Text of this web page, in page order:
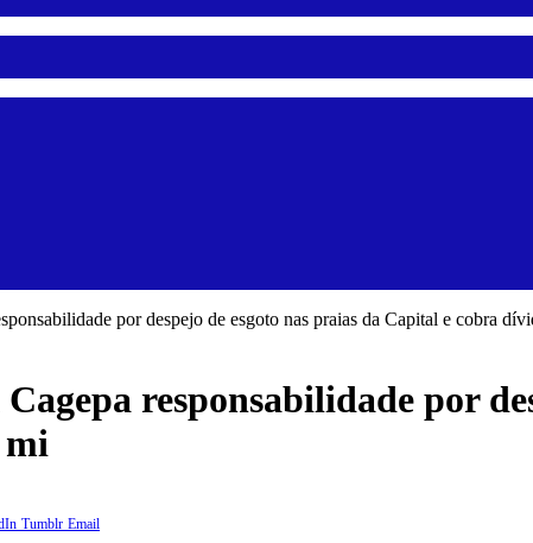
por despejo de esgoto nas praias da Capital e cobra
responsabilidade por
mi
Tumblr Email